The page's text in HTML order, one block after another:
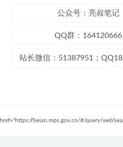
公众号：亮叔笔记
QQ群：164120666
站长微信：51387951；
href="https://beian.mps.gov.cn/#/query/